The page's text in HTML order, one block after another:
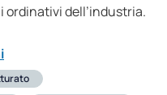
dell’industria.